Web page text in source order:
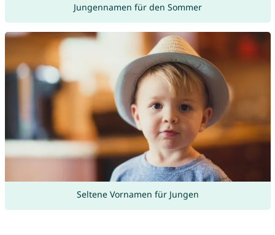
Jungennamen für den Sommer
Seltene Vornamen für Jungen